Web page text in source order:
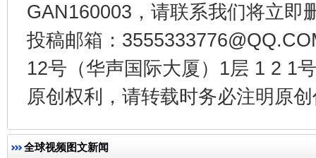
GAN160003，请联系我们将立即
投稿邮箱：
12号（华声国际大厦）1层 1 2 1
原创权利，请转载时务必注明原
全球视频图文新闻揭开“小金库”的免责幌子